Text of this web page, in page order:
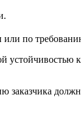
по
заказ­чика